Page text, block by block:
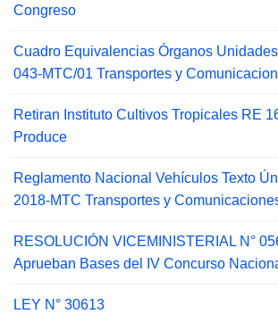
Congreso
Cuadro Equivalencias Órganos
043-MTC/01 Transportes y
Retiran Instituto Cultivos Tropicales RE
Produce
Reglamento Nacional Vehículos Texto
2018-MTC Transportes y
RESOLUCIÓN VICEMINISTERIAL N°
Aprueban Bases del IV Concurso
LEY N° 30613